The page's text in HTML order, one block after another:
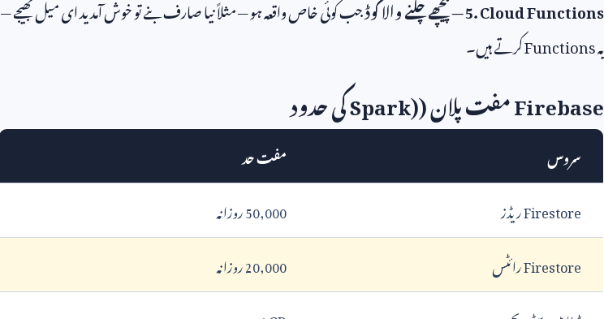
5. Cloud Functions— پیچھے چلنے والا کوڈجب کوئی خاص واقعہ ہو — مثلاً نیا صارف بنے تو خوش آمدید ای میل بھیجے —
یہFunctionsکرتے ہیں۔
Firebaseمفت پلان (Spark)کی حدود
سروس
مفت حد
Firestoreریڈز 50,000روزانہ
Firestoreرائٹس 20,000روزانہ